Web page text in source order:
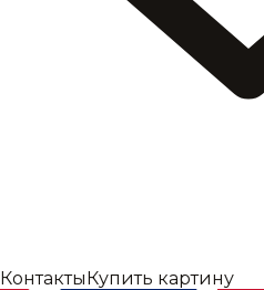
КонтактыКупить картину